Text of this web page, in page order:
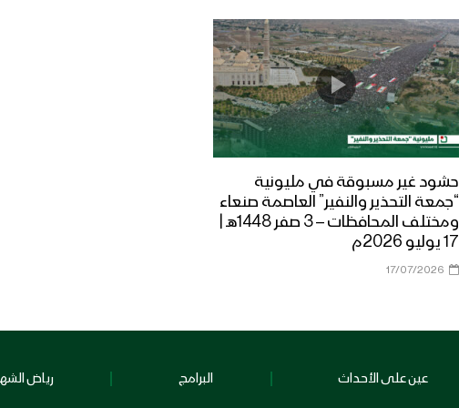
حشود غير مسبوقة في مليونية
“جمعة التحذير والنفير” العاصمة صنعاء
ومختلف المحافظات – 3 صفر 1448هـ |
17 يوليو 2026م
17/07/2026
عين على الأحداث البرامج رياض